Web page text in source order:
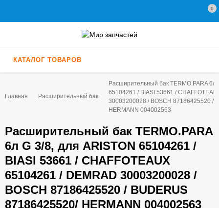
0
КАТАЛОГ ТОВАРОВ
Главная Расширительный бак
Расширительный бак TERMO.PARA 6л
65104261 / BIASI 53661 /
30003200028 / BOSCH 87186425520 /
HERMANN 004002563
Расширительный бак TERMO.PARA
6л G 3/8, для ARISTON 65104261 /
BIASI 53661 / CHAFFOTEAUX
65104261 / DEMRAD 30003200028 /
BOSCH 87186425520 / BUDERUS
87186425520/ HERMANN 004002563